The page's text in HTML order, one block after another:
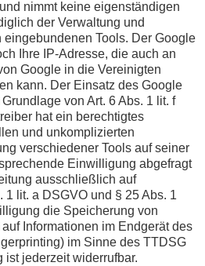
nimmt keine eigenständigen
der Verwaltung und
Tools. Der Google
Ihre IP-Adresse, die auch an
Google in die Vereinigten
kann. Der Einsatz des Google
von Art. 6 Abs. 1 lit. f
hat ein berechtigtes
und unkomplizierten
verschiedener Tools auf seiner
Einwilligung abgefragt
ausschließlich auf
1 lit. a DSGVO und § 25 Abs. 1
die Speicherung von
Informationen im Endgerät des
im Sinne des TTDSG
jederzeit widerrufbar.